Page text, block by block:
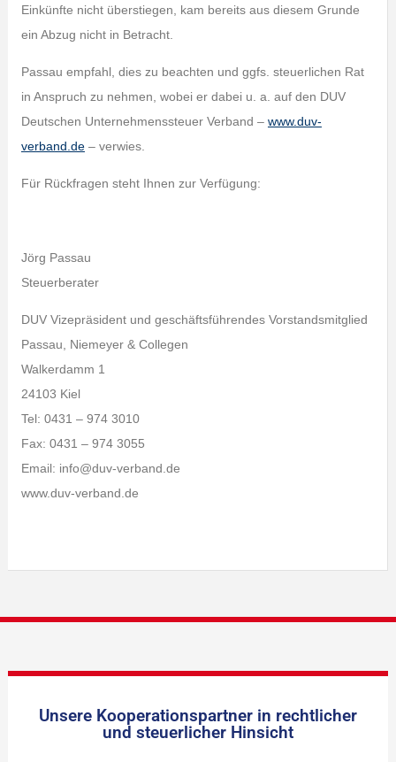
Einkünfte nicht überstiegen, kam bereits aus diesem Grunde
ein Abzug nicht in Betracht.
Passau empfahl, dies zu beachten und ggfs. steuerlichen Rat
in Anspruch zu nehmen, wobei er dabei u. a. auf den DUV
Deutschen Unternehmenssteuer Verband – www.duv-
verband.de– verwies.
Für Rückfragen steht Ihnen zur Verfügung:
Jörg Passau
Steuerberater
DUV Vizepräsident und geschäftsführendes Vorstandsmitglied
Passau, Niemeyer & Collegen
Walkerdamm 1
24103 Kiel
Tel: 0431 – 974 3010
Fax: 0431 – 974 3055
Email: info@duv-verband.de
www.duv-verband.de
Unsere Kooperationspartner in rechtlicher
und steuerlicher Hinsicht